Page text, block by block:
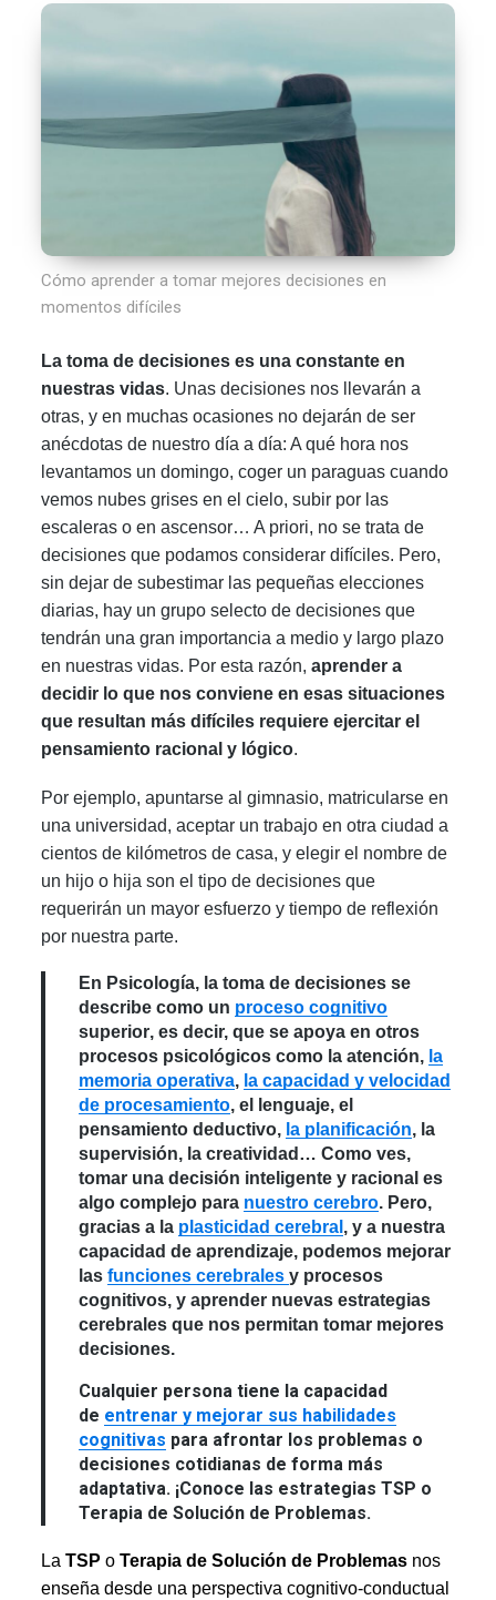
Cómo aprender a tomar mejores decisiones en
momentos difíciles
La toma de decisiones es una constante en
nuestras vidas. Unas decisiones nos llevarán a
otras, y en muchas ocasiones no dejarán de ser
anécdotas de nuestro día a día: A qué hora nos
levantamos un domingo, coger un paraguas cuando
vemos nubes grises en el cielo, subir por las
escaleras o en ascensor… A priori, no se trata de
decisiones que podamos considerar difíciles. Pero,
sin dejar de subestimar las pequeñas elecciones
diarias, hay un grupo selecto de decisiones que
tendrán una gran importancia a medio y largo plazo
en nuestras vidas. Por esta razón,aprender a
decidir lo que nos conviene en esas situaciones
que resultan más difíciles requiere ejercitar el
pensamiento racional y lógico.
Por ejemplo, apuntarse al gimnasio, matricularse en
una universidad, aceptar un trabajo en otra ciudad a
cientos de kilómetros de casa, y elegir el nombre de
un hijo o hija son el tipo de decisiones que
requerirán un mayor esfuerzo y tiempo de reflexión
por nuestra parte.
En Psicología, la toma de decisiones se
describe como un proceso cognitivo
superior, es decir, que se apoya en otros
procesos psicológicos como la atención, la
memoria operativa, la capacidad y velocidad
de procesamiento, el lenguaje, el
pensamiento deductivo, la planificación, la
supervisión, la creatividad… Como ves,
tomar una decisión inteligente y racional es
algo complejo para nuestro cerebro. Pero,
gracias a la plasticidad cerebral , y a nuestra
capacidad de aprendizaje, podemos mejorar
lasfunciones cerebralesy procesos
cognitivos, y aprender nuevas estrategias
cerebrales que nos permitan tomar mejores
decisiones.
Cualquier persona tiene la capacidad
de entrenar y mejorar sus habilidades
cognitivas para afrontar los problemas o
decisiones cotidianas de forma más
adaptativa. ¡Conoce las estrategias TSP o
Terapia de Solución de Problemas.
LaTS P oTerapia de Solución de Problemas nos
enseña desde una perspectiva cognitivo-conductual